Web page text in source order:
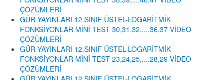
ÇÖZÜMLERİ
GÜR YAYINLARI 12.SINIF ÜSTEL-LOGARİTMİK
FONKSİYONLAR MİNİ TEST 30,31,32,....36,37 VİDEO
ÇÖZÜMLERİ
GÜR YAYINLARI 12.SINIF ÜSTEL-LOGARİTMİK
FONKSİYONLAR MİNİ TEST 23,24,25,....28,29 VİDEO
ÇÖZÜMLERİ